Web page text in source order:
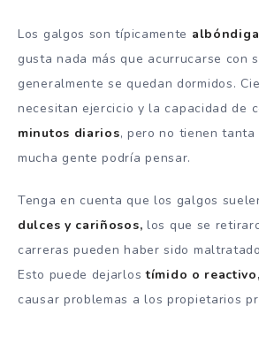
Los galgos son típicamente
gusta nada más que acurrucarse con
generalmente se quedan dormidos.
necesitan ejercicio y la capacidad de
minutos diarios, pero no tienen tanta
mucha gente podría pensar.
Tenga en cuenta que los galgos
dulces y cariñosos, los que se
carreras pueden haber sido
Esto puede dejarlostímido o reactivo,
causar problemas a los propietarios